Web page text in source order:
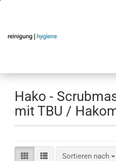
Hako -
mit TBU /
Sortieren nach
Sortieren nach